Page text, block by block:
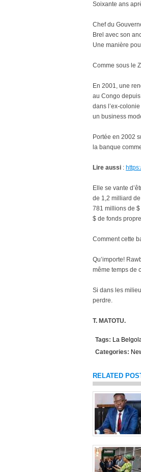
Soixante ans
Chef du
Brel avec son
Une manière
Comme sous le
En 2001, une
au Congo
dans l’ex-
un business
Portée en 2002
la banque
Lire aussi :
Elle se vante
de 1,2 milliard
781 millions de
$ de fonds
Comment cette
Qu’importe!
même temps de
Si dans les
perdre.
T. MATOTU.
Tags: La
Categories:
RELATED